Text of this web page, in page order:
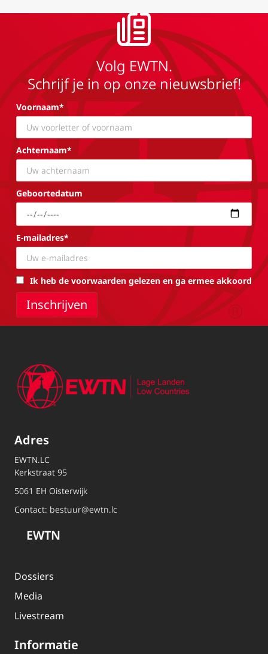
Volg EWTN.
Schrijf je in op onze nieuwsbrief!
Voornaam*
Achternaam*
Geboortedatum
E-mailadres*
Ik heb de voorwaarden gelezen en ga ermee akkoord
Adres
EWTN.LC
Kerkstraat 95
5061 EH Oisterwijk
Contact: bestuur@ewtn.lc
EWTN
Dossiers
Media
Livestream
Informatie